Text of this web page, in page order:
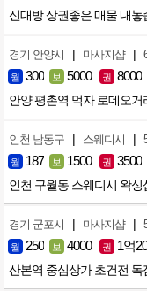
신대방 상권좋은 매물 내놓
경기 안양시 | 마사지샵 |
월 300 보 5000 권 8000
안양 평촌역 먹자 로데오
인천 남동구 | 스웨디시 |
월 187 보 1500 권 3500
인천 구월동 스웨디시 왁싱
경기 군포시 | 마사지샵 |
월 250 보 4000 권 1억
산본역 중심상가 초건전